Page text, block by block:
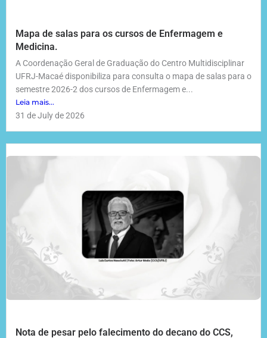
Mapa de salas para os cursos de Enfermagem e
Medicina.
A Coordenação Geral de Graduação do Centro Multidisciplinar
UFRJ-Macaé disponibiliza para consulta o mapa de salas para o
semestre 2026-2 dos cursos de Enfermagem e...
Leia mais...
31 de July de 2026
Nota de pesar pelo falecimento do decano do CCS,